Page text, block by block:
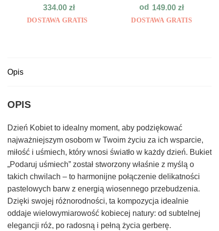
334.00 zł
DOSTAWA GRATIS
od 149.00zł
DOSTAWA GRATIS
Opis
OPIS
Dzień Kobiet to idealny moment, aby podziękować
najważniejszym osobom w Twoim życiu za ich wsparcie,
miłość i uśmiech, który wnosi światło w każdy dzień. Bukiet
„Podaruj uśmiech” został stworzony właśnie z myślą o
takich chwilach – to harmonijne połączenie delikatności
pastelowych barw z energią wiosennego przebudzenia.
Dzięki swojej różnorodności, ta kompozycja idealnie
oddaje wielowymiarowość kobiecej natury: od subtelnej
elegancji róż, po radosną i pełną życia gerberę.